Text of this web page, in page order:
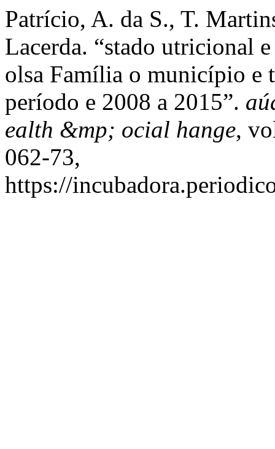
Patrício, A. da S., T.
Lacerda. “stado utricional
olsa Família o município e
período e 2008 a 2015”.
ealth &mp; ocial hange,
062-73,
https://